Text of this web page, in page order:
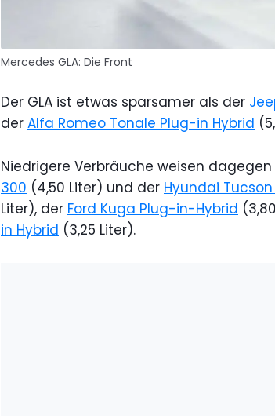
Mercedes GLA: Die Front
Der GLA ist etwas sparsamer als der
der Alfa Romeo Tonale Plug-in Hybrid
Niedrigere Verbräuche weisen
300 (4,50 Liter) und der Hyundai
Liter), der Ford Kuga Plug-in-Hybrid
in Hybrid (3,25 Liter).